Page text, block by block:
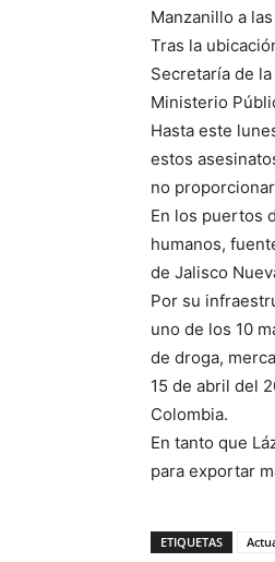
Manzanillo a
Tras la
Secretaría de
Ministerio
Hasta este
estos
no
En los puertos
humanos,
de Jalisco
Por su
uno de los 10
de droga,
15 de abril del
Colombia.
En tanto que
para exportar
ETIQUETAS